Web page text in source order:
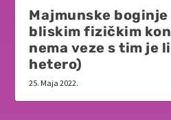
Majmunske
bliskim fizičkim
nema veze s tim je
hetero)
25. Maja 2022.